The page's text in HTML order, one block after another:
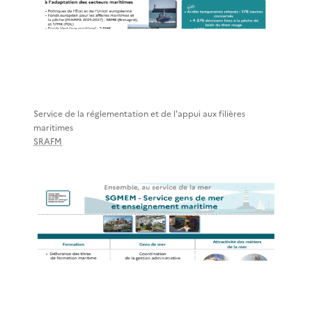
Service de la réglementation et de l'appui aux filières
maritimes
SRAFM